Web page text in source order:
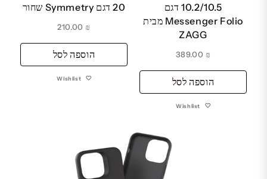
10.2/10.5 דגם
Messenger Folio מבית
ZAGG
₪
הוספה לסל
Wishlist
20 דגם Symmetry שחור
₪
הוספה לסל
Wishlist